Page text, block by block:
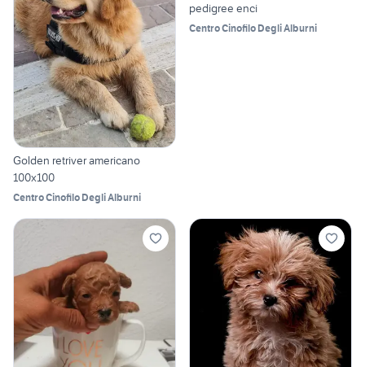
Golden retriver americano
100x100
Centro Cinofilo Degli Alburni
pedigree enci
Centro Cinofilo Degli Alburni